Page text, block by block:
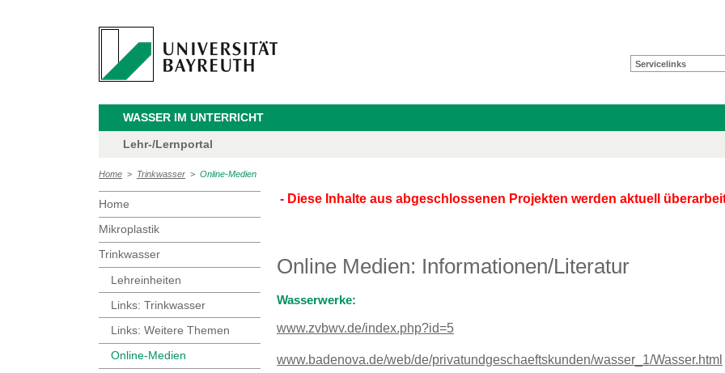
Servicelinks
WASSER IM UNTERRICHT
Lehr-/Lernportal
Home > Trinkwasser > Online-Medien
Home
Mikroplastik
Trinkwasser
Lehreinheiten
Links: Trinkwasser
Links: Weitere Themen
Online-Medien
- Diese Inhalte aus abgeschlossenen Projekten werden aktuell
Online Medien: Informationen/Literatur
Wasserwerke:
www.zvbwv.de/index.php?id=5
www.badenova.de/web/de/privatundgeschaeftskunden/wasser_1/Wasser.html